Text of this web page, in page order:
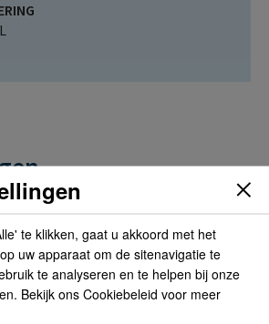
over dit product
te klikken, gaat u akkoord met het
uw apparaat om de sitenavigatie te
te analyseren en te helpen bij onze
Bekijk ons Cookiebeleid voor meer